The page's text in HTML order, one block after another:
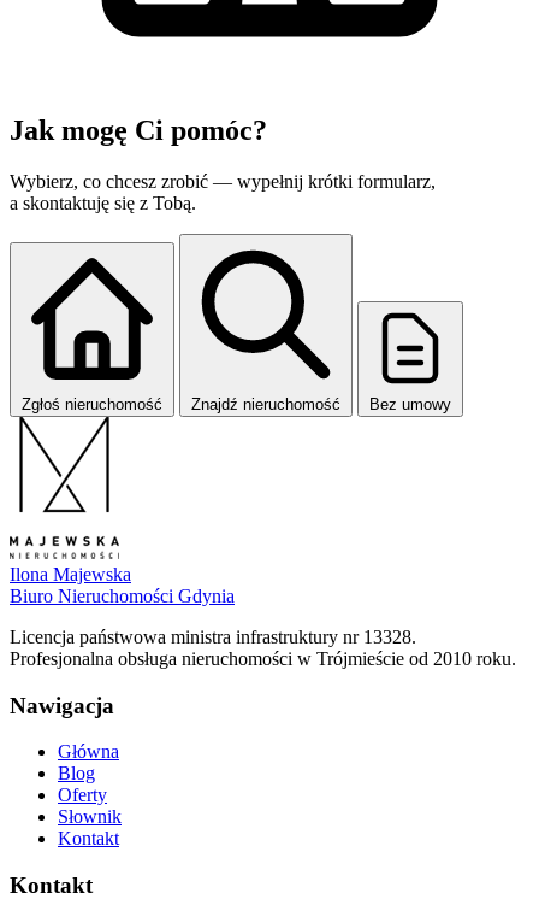
Jak mogę Ci pomóc?
Wybierz, co chcesz zrobić — wypełnij krótki formularz,
a skontaktuję się z Tobą.
Zgłoś nieruchomość Znajdź nieruchomość Bez umowy
Ilona Majewska
Biuro Nieruchomości Gdynia
Licencja państwowa ministra infrastruktury nr 13328.
Profesjonalna obsługa nieruchomości w Trójmieście od 2010 roku.
Nawigacja
Główna
Blog
Oferty
Słownik
Kontakt
Kontakt